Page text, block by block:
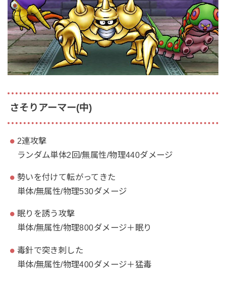
さそりアーマー(中)
2連攻撃
ランダム単体2回/無属性/物理440ダメージ
勢いを付けて転がってきた
単体/無属性/物理530ダメージ
眠りを誘う攻撃
単体/無属性/物理800ダメージ＋眠り
毒針で突き刺した
単体/無属性/物理400ダメージ＋猛毒